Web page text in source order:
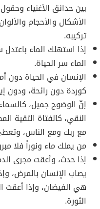
بين حدائق الأغنياء
الأشكال والأحجام
تركيبه.
إذا استهلك الماء باعتدل
الماء سر الحياة.
الإنسان في الحياة دون
كوردة دون رائحة، ودون
إنّ الوضوح جميل،
النقي، كالفتاة التقية
مع ربك ومع الناس،
من يملك ماء ونوراً فلا
إذا حدث، وأعقت مجرى
يصاب الإنسان بالمرض،
هي الفيضان، وإذا أعقت
الثورة.